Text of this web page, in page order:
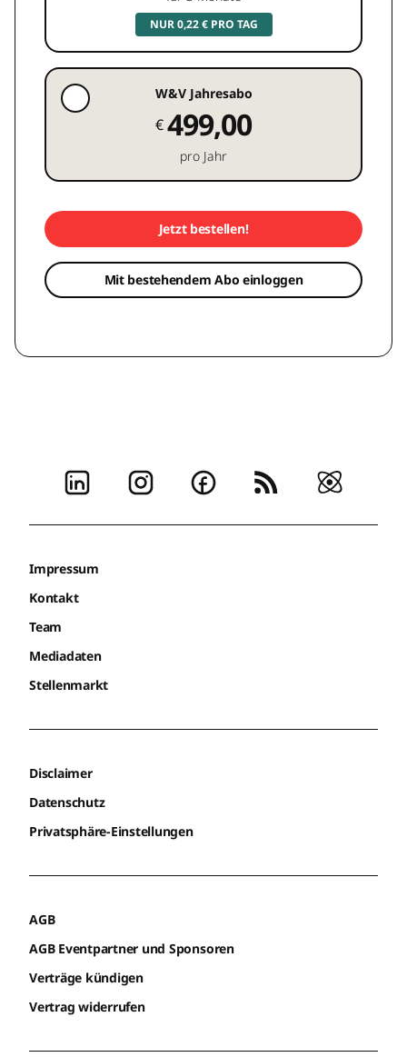
NUR 0,22 € PRO TAG
W&V Jahresabo
€499,00
pro Jahr
Jetzt bestellen!
Mit bestehendem Abo einloggen
Impressum
Kontakt
Team
Mediadaten
Stellenmarkt
Disclaimer
Datenschutz
Privatsphäre-Einstellungen
AGB
AGB Eventpartner und Sponsoren
Verträge kündigen
Vertrag widerrufen